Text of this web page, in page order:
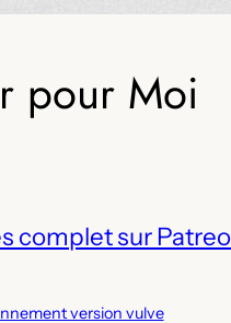
pour Moi
complet sur
version vulve